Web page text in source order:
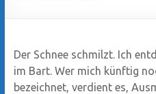
Der Schnee schmilzt. Ich
im Bart. Wer mich künftig
bezeichnet, verdient es,